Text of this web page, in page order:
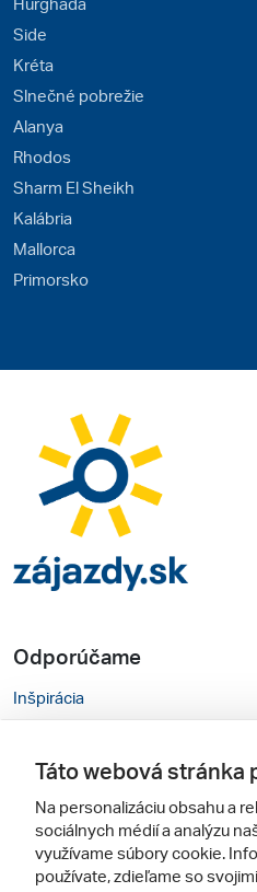
Side
Kréta
Slnečné pobrežie
Alanya
Rhodos
Sharm El Sheikh
Kalábria
Mallorca
Primorsko
Odporúčame
Inšpirácia
Cestovné kancelárie
Zájezdy.cz
Táto webová stránka
Na personalizáciu obsahu a
sociálnych médií a analýzu
využívame súbory cookie.
používate, zdieľame so